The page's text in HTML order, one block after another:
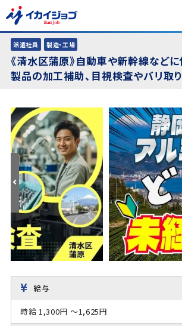
派遣社員 製造・工場
《清水区蒲原》自動車や新幹線など
製品の加工補助、目視検査やバリ取
給与
時給 1,300円 ～1,625円